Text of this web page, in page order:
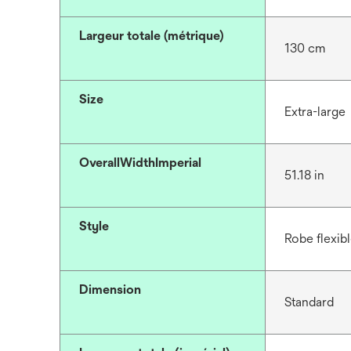
Largeur totale (métrique)
130 cm
Size
Extra-large
OverallWidthImperial
51.18 in
Style
Robe
Dimension
Standard